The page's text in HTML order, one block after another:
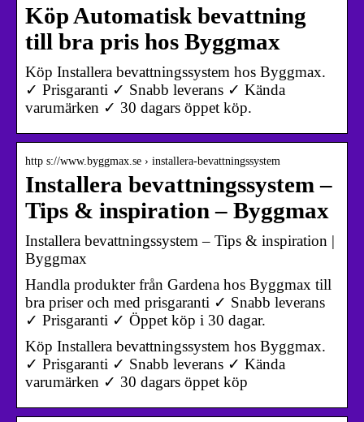
Köp Automatisk bevattning
till bra pris hos Byggmax
Köp Installera bevattningssystem hos Byggmax.
✓ Prisgaranti ✓ Snabb leverans ✓ Kända
varumärken ✓ 30 dagars öppet köp.
http s://www.byggmax.se › installera-bevattningssystem
Installera bevattningssystem –
Tips & inspiration – Byggmax
Installera bevattningssystem – Tips & inspiration |
Byggmax
Handla produkter från Gardena hos Byggmax till
bra priser och med prisgaranti ✓ Snabb leverans
✓ Prisgaranti ✓ Öppet köp i 30 dagar.
Köp Installera bevattningssystem hos Byggmax.
✓ Prisgaranti ✓ Snabb leverans ✓ Kända
varumärken ✓ 30 dagars öppet köp